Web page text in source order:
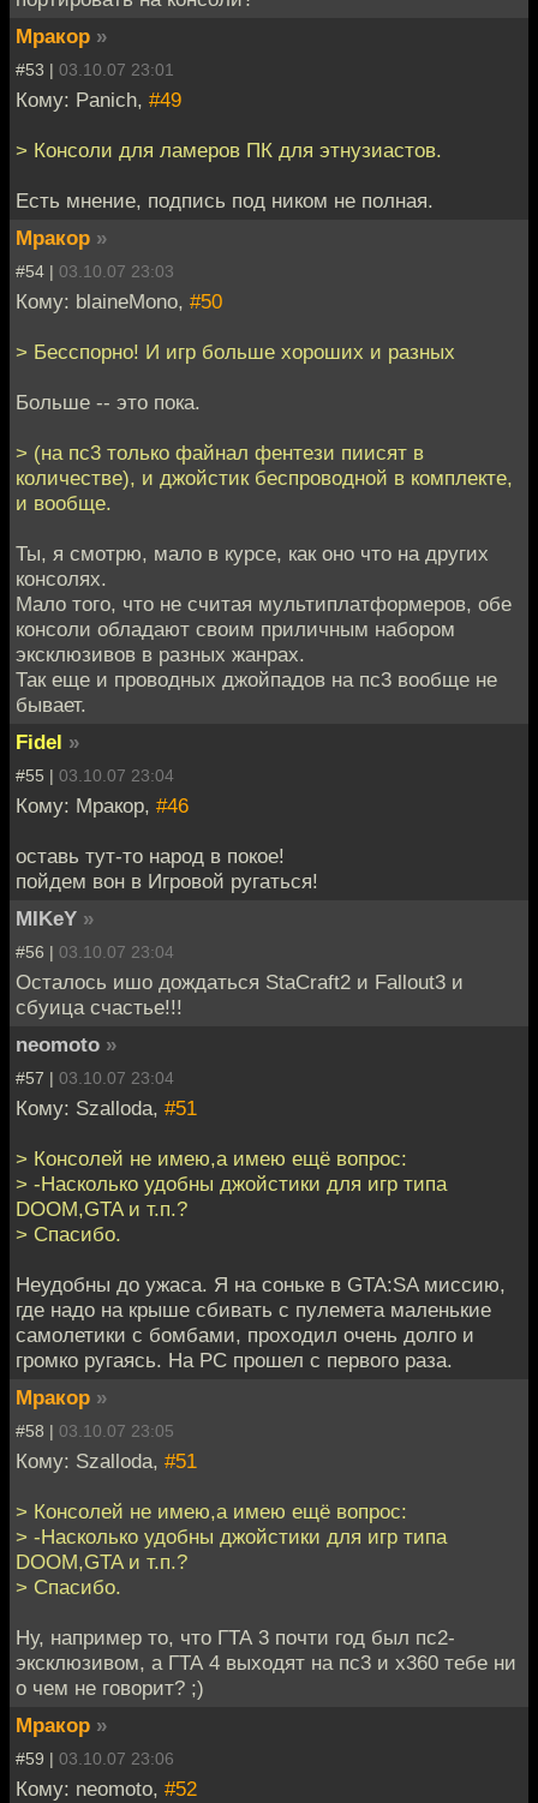
Мракор »
#53 | 03.10.07 23:01
Кому: Panich, #49
> Консоли для ламеров ПК для этнузиастов.
Есть мнение, подпись под ником не полная.
Мракор »
#54 | 03.10.07 23:03
Кому: blaineMono, #50
> Бесспорно! И игр больше хороших и разных
Больше -- это пока.
> (на пс3 только файнал фентези пиисят в
количестве), и джойстик беспроводной в комплекте,
и вообще.
Ты, я смотрю, мало в курсе, как оно что на других
консолях.
Мало того, что не считая мультиплатформеров, обе
консоли обладают своим приличным набором
эксклюзивов в разных жанрах.
Так еще и проводных джойпадов на пс3 вообще не
бывает.
Fidel »
#55 | 03.10.07 23:04
Кому: Мракор, #46
оставь тут-то народ в покое!
пойдем вон в Игровой ругаться!
MIKeY »
#56 | 03.10.07 23:04
Осталось ишо дождаться StaCraft2 и Fallout3 и
сбуица счастье!!!
neomoto »
#57 | 03.10.07 23:04
Кому: Szalloda, #51
> Консолей не имею,а имею ещё вопрос:
> -Насколько удобны джойстики для игр типа
DOOM,GTA и т.п.?
> Спасибо.
Неудобны до ужаса. Я на соньке в GTA:SA миссию,
где надо на крыше сбивать с пулемета маленькие
самолетики с бомбами, проходил очень долго и
громко ругаясь. На PC прошел с первого раза.
Мракор »
#58 | 03.10.07 23:05
Кому: Szalloda, #51
> Консолей не имею,а имею ещё вопрос:
> -Насколько удобны джойстики для игр типа
DOOM,GTA и т.п.?
> Спасибо.
Ну, например то, что ГТА 3 почти год был пс2-
эксклюзивом, а ГТА 4 выходят на пс3 и х360 тебе ни
о чем не говорит? ;)
Мракор »
#59 | 03.10.07 23:06
Кому: neomoto, #52